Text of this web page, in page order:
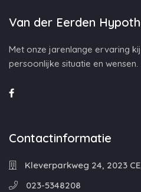
Van der Eerden
Met onze jarenlange ervaring
persoonlijke situatie en wensen.
Contactinformatie
Kleverparkweg 24, 2023
023-5348208